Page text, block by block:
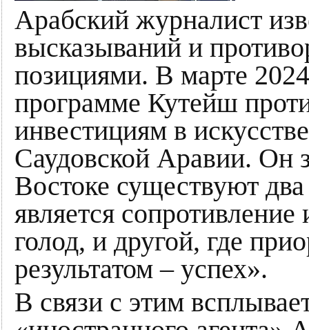
Арабский журналист
высказываний и
позициями. В марте
программе Кутейш
инвестициям в
Саудовской Аравии. Он
Востоке существуют
является сопротивление
голод, и другой, где
результатом – успех».
В связи с этим